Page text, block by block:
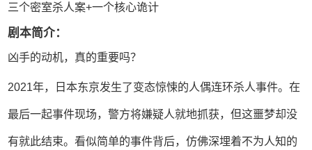
三个密室杀人案+一个核心诡计
剧本简介：
凶手的动机，真的重要吗？
2021年，日本东京发生了变态惊悚的人偶连环杀人事件。在
最后一起事件现场，警方将嫌疑人就地抓获，但这噩梦却没
有就此结束。看似简单的事件背后，仿佛深埋着不为人知的